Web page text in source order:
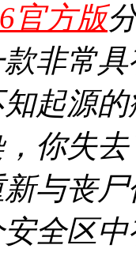
官方版
非常
起源
你失
与丧
全区